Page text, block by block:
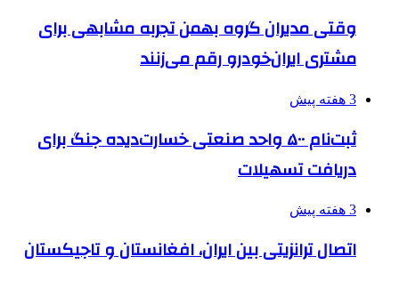
وقتی مدیران گروه بهمن تجربه مشابهی برای
مشتری ایران‌خودرو رقم می‌زنند
3 هفته پیش
ثبت‌نام ۵۰۰ واحد صنعتی خسارت‌دیده جنگ برای
دریافت تسهیلات
3 هفته پیش
اتصال ترانزیتی بین ایران، افغانستان و تاجیکستان